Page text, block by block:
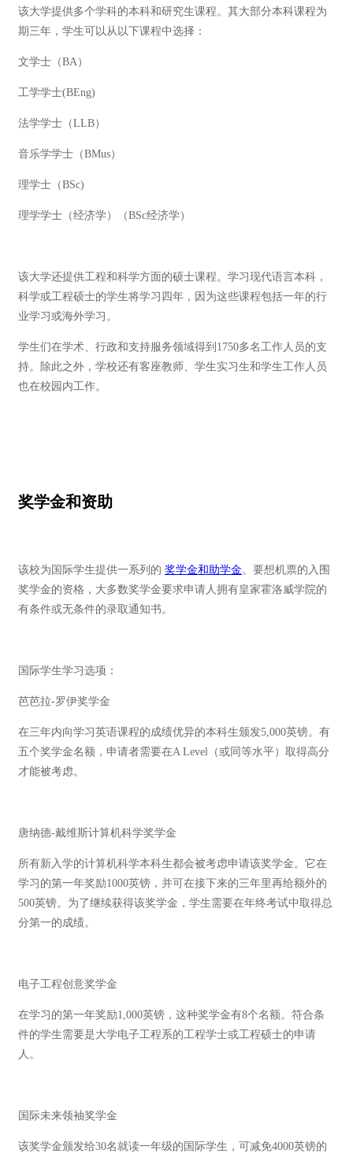
该大学提供多个学科的本科和研究生课程。其大部分本科课程为
期三年，学生可以从以下课程中选择：
文学士（BA）
工学学士(BEng)
法学学士（LLB）
音乐学学士（BMus）
理学士（BSc)
理学学士（经济学）（BSc经济学）
该大学还提供工程和科学方面的硕士课程。学习现代语言本科，
科学或工程硕士的学生将学习四年，因为这些课程包括一年的行
业学习或海外学习。
学生们在学术、行政和支持服务领域得到1750多名工作人员的支
持。除此之外，学校还有客座教师、学生实习生和学生工作人员
也在校园内工作。
奖学金和资助
该校为国际学生提供一系列的 奖学金和助学金。要想机票的入围
奖学金的资格，大多数奖学金要求申请人拥有皇家霍洛威学院的
有条件或无条件的录取通知书。
国际学生学习选项：
芭芭拉-罗伊奖学金
在三年内向学习英语课程的成绩优异的本科生颁发5,000英镑。有
五个奖学金名额，申请者需要在A Level（或同等水平）取得高分
才能被考虑。
唐纳德-戴维斯计算机科学奖学金
所有新入学的计算机科学本科生都会被考虑申请该奖学金。它在
学习的第一年奖励1000英镑，并可在接下来的三年里再给额外的
500英镑。为了继续获得该奖学金，学生需要在年终考试中取得总
分第一的成绩。
电子工程创意奖学金
在学习的第一年奖励1,000英镑，这种奖学金有8个名额。符合条
件的学生需要是大学电子工程系的工程学士或工程硕士的申请
人。
国际未来领袖奖学金
该奖学金颁发给30名就读一年级的国际学生，可减免4000英镑的